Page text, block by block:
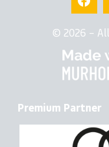
© 2026 –
Premium Partner